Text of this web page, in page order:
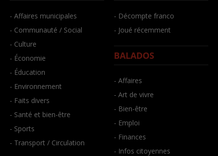
- Affaires municipales
- Communauté / Social
- Culture
- Économie
- Éducation
- Environnement
- Faits divers
- Santé et bien-être
- Sports
- Transport / Circulation
- Décompte franco
- Joué récemment
BALADOS
- Affaires
- Art de vivre
- Bien-être
- Emploi
- Finances
- Infos citoyennes